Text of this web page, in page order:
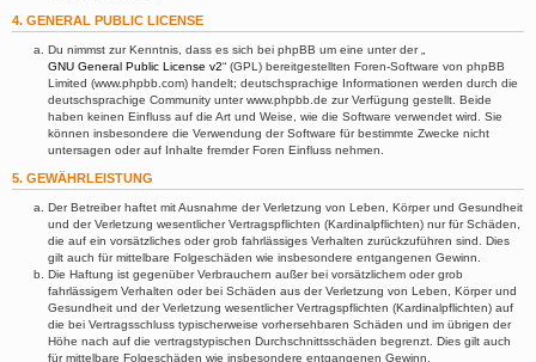
4. GENERAL PUBLIC LICENSE
Du nimmst zur Kenntnis, dass es sich bei phpBB um eine unter der „
GNU General Public License v2“ (GPL) bereitgestellten Foren-Software von phpBB
Limited (www.phpbb.com) handelt; deutschsprachige Informationen werden durch die
deutschsprachige Community unter www.phpbb.de zur Verfügung gestellt. Beide
haben keinen Einfluss auf die Art und Weise, wie die Software verwendet wird. Sie
können insbesondere die Verwendung der Software für bestimmte Zwecke nicht
untersagen oder auf Inhalte fremder Foren Einfluss nehmen.
5. GEWÄHRLEISTUNG
Der Betreiber haftet mit Ausnahme der Verletzung von Leben, Körper und Gesundheit
und der Verletzung wesentlicher Vertragspflichten (Kardinalpflichten) nur für Schäden,
die auf ein vorsätzliches oder grob fahrlässiges Verhalten zurückzuführen sind. Dies
gilt auch für mittelbare Folgeschäden wie insbesondere entgangenen Gewinn.
Die Haftung ist gegenüber Verbrauchern außer bei vorsätzlichem oder grob
fahrlässigem Verhalten oder bei Schäden aus der Verletzung von Leben, Körper und
Gesundheit und der Verletzung wesentlicher Vertragspflichten (Kardinalpflichten) auf
die bei Vertragsschluss typischerweise vorhersehbaren Schäden und im übrigen der
Höhe nach auf die vertragstypischen Durchschnittsschäden begrenzt. Dies gilt auch
für mittelbare Folgeschäden wie insbesondere entgangenen Gewinn.